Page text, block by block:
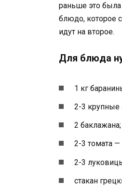
раньше это была
блюдо, которое
идут на второе.
Для блюда
1 кг
2-3 крупные
2 баклажана;
2-3 томата —
2-3
стакан